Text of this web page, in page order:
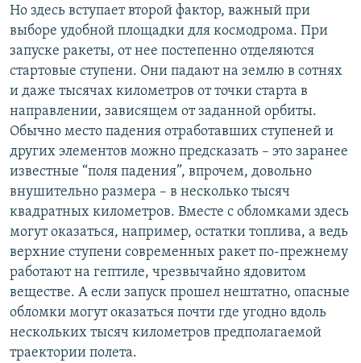
Но здесь вступает второй фактор, важный при
выборе удобной площадки для космодрома. При
запуске ракеты, от нее постепенно отделяются
стартовые ступени. Они падают на землю в сотнях
и даже тысячах километров от точки старта в
направлении, зависящем от заданной орбиты.
Обычно место падения отработавших ступеней и
других элементов можно предсказать – это заранее
известные “поля падения”, впрочем, довольно
внушительно размера – в несколько тысяч
квадратных километров. Вместе с обломками здесь
могут оказаться, например, остатки топлива, а ведь
верхние ступени современных ракет по-прежнему
работают на гептиле, чрезвычайно ядовитом
веществе. А если запуск прошел нештатно, опасные
обломки могут оказаться почти где угодно вдоль
нескольких тысяч километров предполагаемой
траектории полета.